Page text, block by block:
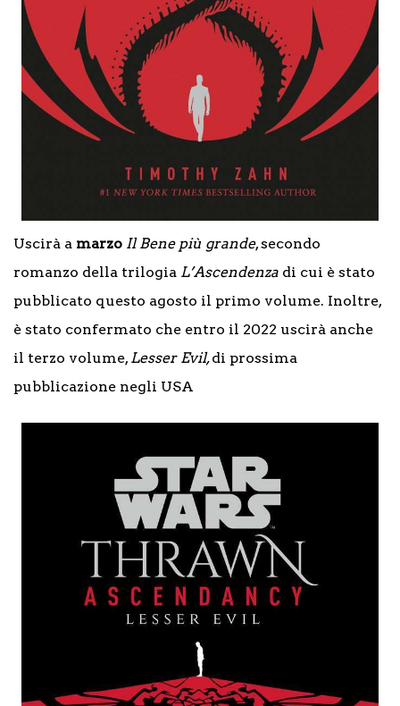
Uscirà a marzo Il Bene più grande, secondo
romanzo della trilogia L’Ascendenza di cui è stato
pubblicato questo agosto il primo volume. Inoltre,
è stato confermato che entro il 2022 uscirà anche
il terzo volume,Lesser Evil,di prossima
pubblicazione negli USA